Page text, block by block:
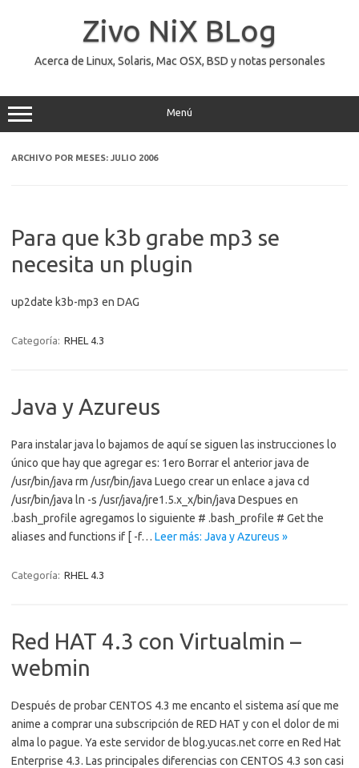
Zivo NiX BLog
Acerca de Linux, Solaris, Mac OSX, BSD y notas personales
Menú
ARCHIVO POR MESES: JULIO 2006
Para que k3b grabe mp3 se
necesita un plugin
up2date k3b-mp3 en DAG
Categoría: RHEL 4.3
Java y Azureus
Para instalar java lo bajamos de aquí se siguen las instrucciones lo
único que hay que agregar es: 1ero Borrar el anterior java de
/usr/bin/java rm /usr/bin/java Luego crear un enlace a java cd
/usr/bin/java ln -s /usr/java/jre1.5.x_x/bin/java Despues en
.bash_profile agregamos lo siguiente # .bash_profile # Get the
aliases and functions if [ -f… Leer más: Java y Azureus »
Categoría: RHEL 4.3
Red HAT 4.3 con Virtualmin –
webmin
Después de probar CENTOS 4.3 me encanto el sistema así que me
anime a comprar una subscripción de RED HAT y con el dolor de mi
alma lo pague. Ya este servidor de blog.yucas.net corre en Red Hat
Enterprise 4.3. Las principales diferencias con CENTOS 4.3 son casi